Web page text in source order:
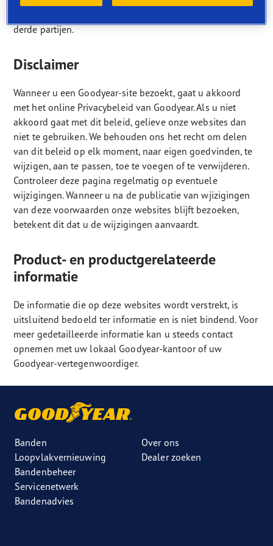
derde partijen.
Disclaimer
Wanneer u een Goodyear-site bezoekt, gaat u akkoord
met het online Privacybeleid van Goodyear. Als u niet
akkoord gaat met dit beleid, gelieve onze websites dan
niet te gebruiken. We behouden ons het recht om delen
van dit beleid op elk moment, naar eigen goedvinden, te
wijzigen, aan te passen, toe te voegen of te verwijderen.
Controleer deze pagina regelmatig op eventuele
wijzigingen. Wanneer u na de publicatie van wjizigingen
van deze voorwaarden onze websites blijft bezoeken,
betekent dit dat u de wijzigingen aanvaardt.
Product- en productgerelateerde
informatie
De informatie die op deze websites wordt verstrekt, is
uitsluitend bedoeld ter informatie en is niet bindend. Voor
meer gedetailleerde informatie kan u steeds contact
opnemen met uw lokaal Goodyear-kantoor of uw
Goodyear-vertegenwoordiger.
Banden
Loopvlakvernieuwing
Bandenbeheer
Servicenetwerk
Bandenadvies
Over ons
Dealer zoeken